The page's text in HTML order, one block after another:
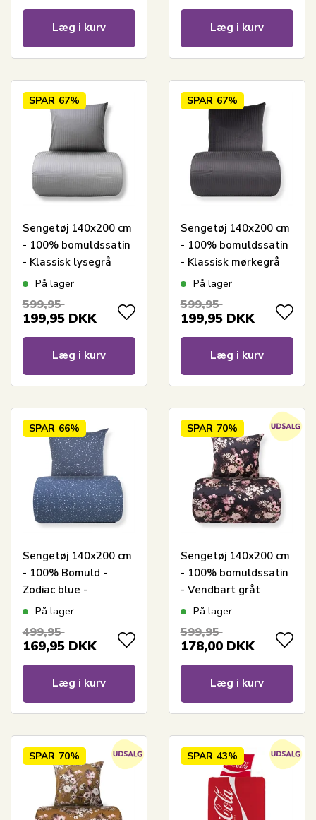
Læg i kurv Læg i kurv
SPAR 67%
Sengetøj 140x200 cm
- 100% bomuldssatin
- Klassisk lysegrå
striber
På lager
599,95
199,95 DKK
Læg i kurv
SPAR 67%
Sengetøj 140x200 cm
- 100% bomuldssatin
- Klassisk mørkegrå
striber
På lager
599,95
199,95 DKK
Læg i kurv
SPAR 66%
Sengetøj 140x200 cm
- 100% Bomuld -
Zodiac blue -
Vendbart med
På lager
499,95
169,95 DKK
Læg i kurv
SPAR 70%
Sengetøj 140x200 cm
- 100% bomuldssatin
- Vendbart gråt
blomster print og
På lager
599,95
178,00 DKK
Læg i kurv
SPAR 70% SPAR 43%